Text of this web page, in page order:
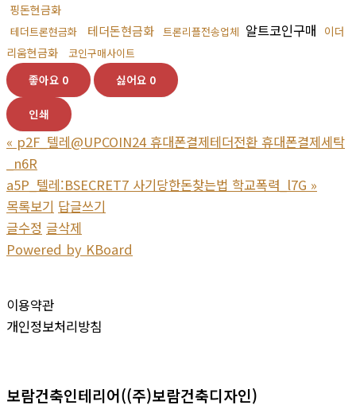
핑돈현금화
테더트론현금화 테더돈현금화 트론리플전송업체 알트코인구매 이더
리움현금화
코인구매사이트
좋아요 0 싫어요 0
인쇄
« p2F_텔레@UPCOIN24 휴대폰결제테더전환 휴대폰결제세탁
_n6R
a5P_텔레:BSECRET7 사기당한돈찾는법 학교폭력_l7G »
목록보기 답글쓰기
글수정 글삭제
Powered by KBoard
이용약관
개인정보처리방침
보람건축인테리어((주)보람건축디자인)